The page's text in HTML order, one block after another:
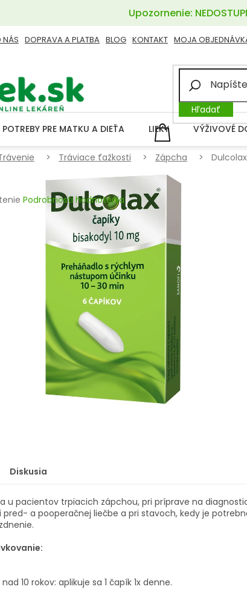
Upozornenie:
NÁS DOPRAVA A PLATBA BLOG KONTAKT MOJA
Hľadať
NÁKUPNÝ
KOŠÍK
POTREBY PRE MATKU A DIEŤA LIEKY VÝŽIVOVÉ
Tráviace ťažkosti Zápcha
Podrobnosti hodnotenia
Diskusia
u pacientov trpiacich zápchou, pri príprave na
pred- a pooperačnej liečbe a pri stavoch, kedy je
10 rokov: aplikuje sa 1 čapík 1x denne.